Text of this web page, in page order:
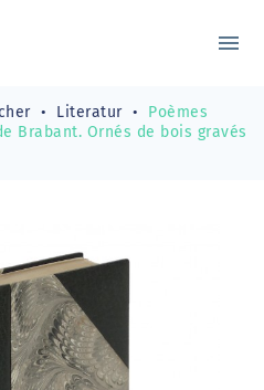
menu
Literatur
Poèmes
Brabant. Ornés de bois gravés